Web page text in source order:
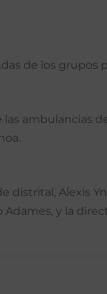
de los grupos
ambulancias
distrital, Alexis
y la